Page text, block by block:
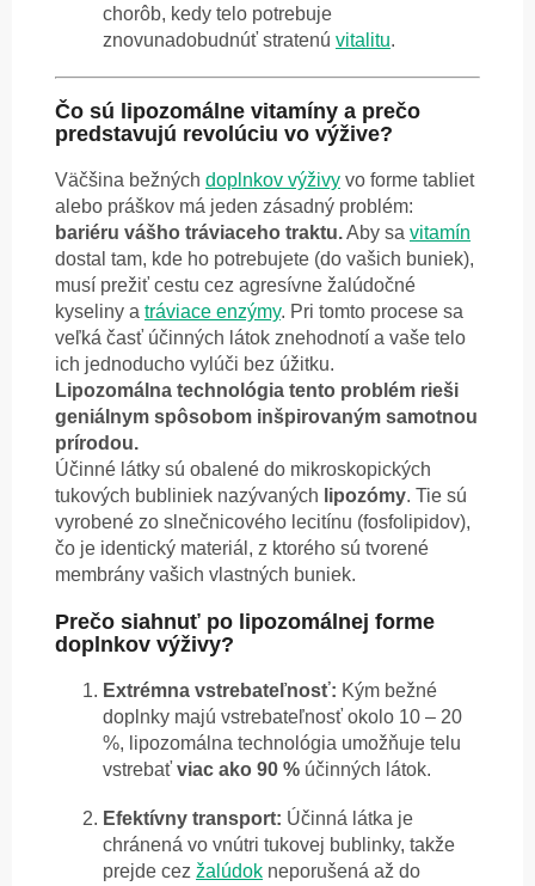
chorôb, kedy telo potrebuje
znovunadobudnúť stratenú vitalitu.
Čo sú lipozomálne vitamíny a prečo
predstavujú revolúciu vo výžive?
Väčšina bežných doplnkov výživy vo forme tabliet
alebo práškov má jeden zásadný problém:
bariéru vášho tráviaceho traktu.Aby sa vitamín
dostal tam, kde ho potrebujete (do vašich buniek),
musí prežiť cestu cez agresívne žalúdočné
kyseliny a tráviace enzýmy. Pri tomto procese sa
veľká časť účinných látok znehodnotí a vaše telo
ich jednoducho vylúči bez úžitku.
Lipozomálna technológia tento problém rieši
geniálnym spôsobom inšpirovaným samotnou
prírodou.
Účinné látky sú obalené do mikroskopických
tukových bubliniek nazývaných lipozómy. Tie sú
vyrobené zo slnečnicového lecitínu (fosfolipidov),
čo je identický materiál, z ktorého sú tvorené
membrány vašich vlastných buniek.
Prečo siahnuť po lipozomálnej forme
doplnkov výživy?
Extrémna vstrebateľnosť: Kým bežné
doplnky majú vstrebateľnosť okolo 10 – 20
%, lipozomálna technológia umožňuje telu
vstrebať viac ako 90 % účinných látok.
Efektívny transport: Účinná látka je
chránená vo vnútri tukovej bublinky, takže
prejde cez žalúdok neporušená až do